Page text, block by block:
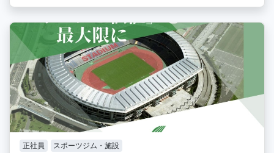
正社員 スポーツジム・施設